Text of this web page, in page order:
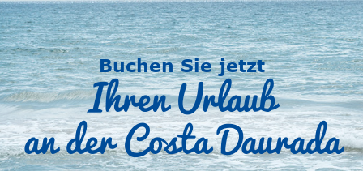
Buchen Sie jetzt
Ihren Urlaub
an der Costa Daurada